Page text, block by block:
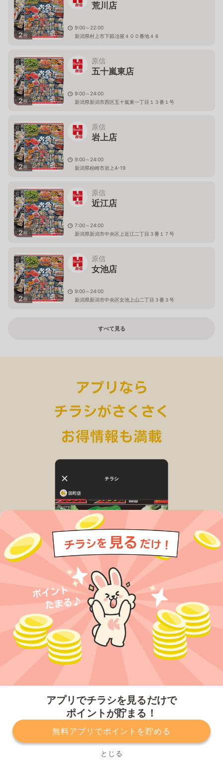
アプリでチラシを見るだけで
ポイントが貯まる！
無料アプリでポイントを貯める
とじる
2枚
荒川店
9:00～22:00
新潟県村上市下鍛冶屋４００番地４８
2枚
原信
五十嵐東店
9:00～24:00
新潟県新潟市西区五十嵐東一丁目１３番１号
2枚
原信
岩上店
9:00～24:00
新潟県柏崎市岩上4-19
2枚
原信
近江店
7:00～24:00
新潟県新潟市中央区上近江二丁目３番１７号
2枚
原信
女池店
9:00～24:00
新潟県新潟市中央区女池上山二丁目３番３号
すべて見る
プライバシーポリシー 利用規約
運営会社
サービスに関してのお問い合わせ